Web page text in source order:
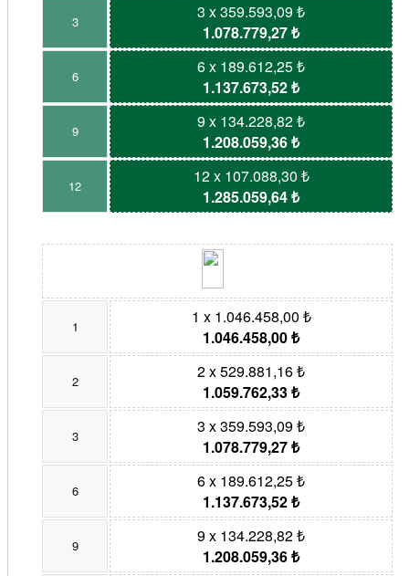
3
3 x 359.593,09 ₺
1.078.779,27 ₺
6
6 x 189.612,25 ₺
1.137.673,52 ₺
9
9 x 134.228,82 ₺
1.208.059,36 ₺
12
12 x 107.088,30 ₺
1.285.059,64 ₺
1
1 x 1.046.458,00 ₺
1.046.458,00 ₺
2
2 x 529.881,16 ₺
1.059.762,33 ₺
3
3 x 359.593,09 ₺
1.078.779,27 ₺
6
6 x 189.612,25 ₺
1.137.673,52 ₺
9
9 x 134.228,82 ₺
1.208.059,36 ₺